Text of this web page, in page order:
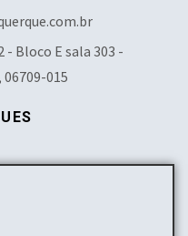
- Bloco E sala 303 -
06709-015